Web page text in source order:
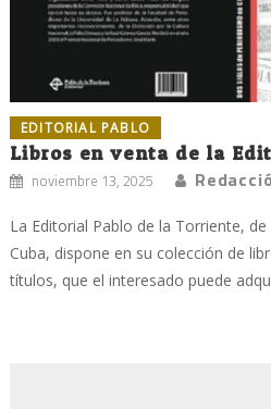
EDITORIAL PABLO
Libros en venta de la
noviembre 13, 2025
La Editorial Pablo de la Torriente,
Cuba, dispone en su colección de
títulos, que el interesado puede